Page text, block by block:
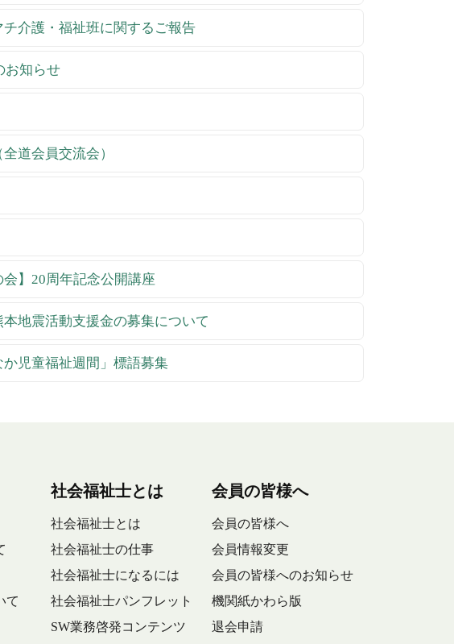
介護・福祉班に関するご報告
お知らせ
道会員交流会）
】20周年記念公開講座
地震活動支援金の募集について
児童福祉週間」標語募集
て
社会福祉士とは
社会福祉士とは
社会福祉士の仕事
社会福祉士になるには
社会福祉士パンフレット
SW業務啓発コンテンツ
会員の皆様へ
会員の皆様へ
会員情報変更
会員の皆様へのお知らせ
機関紙かわら版
退会申請